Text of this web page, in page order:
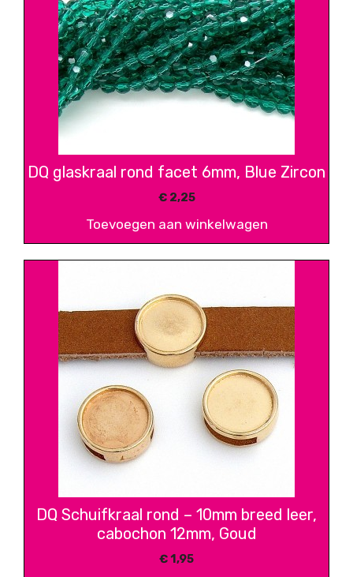
DQ glaskraal rond facet 6mm, Blue Zircon
€2,25
Toevoegen aan winkelwagen
DQ Schuifkraal rond – 10mm breed leer,
cabochon 12mm, Goud
€1,95